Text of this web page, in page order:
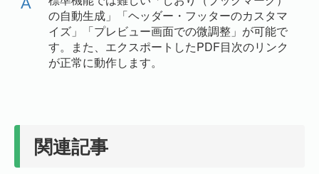
の自動生成」「ヘッダー・フッターのカスタマ
イズ」「プレビュー画面での微調整」が可能で
す。また、エクスポートしたPDF目次のリンク
が正常に動作します。
関連記事